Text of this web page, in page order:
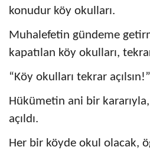
konudur köy okulları.
Muhalefetin gündeme
kapatılan köy okulları,
“Köy okulları tekrar
Hükümetin ani bir
açıldı.
Her bir köyde okul olacak,